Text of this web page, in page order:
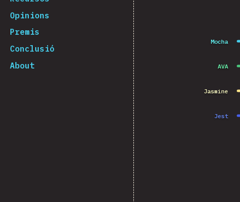
Opinions
Premis
Conclusió
About
Jest
Mocha
AVA
Jasmine